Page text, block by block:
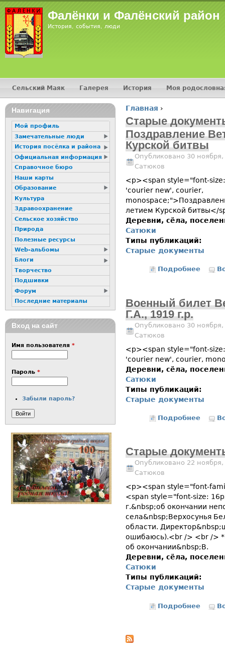
Фалёнки и Фалёнский район
История, события, люди
Вы здесь
Главная ›
Старые
Поздравление
Курской битвы
Опубликовано 30
Сатюков
<p><span style="font-
'courier new', courier,
летием Курской
Деревни, сёла,
Сатюки
Типы публикаций:
Старые документы
Подробнее о
Военный билет
Г.А., 1919 г.р.
Опубликовано 30
Сатюков
<p><span style="font-
'courier new', courier,
Деревни, сёла,
Сатюки
Типы публикаций:
Старые документы
Подробнее о
Старые
Опубликовано 22
Сатюков
<p><span style="font-
<span style="font-size:
г.&nbsp;об окончании
села&nbsp;Верхосунья
области.
ошибаюсь).<br /> <br />
об окончании&nbsp;В.
Деревни, сёла,
Сатюки
Типы публикаций:
Старые документы
Подробнее о
Главное меню
Сельский Маяк Галерея История Моя
16+
Навигация
Мой профиль
Замечательные люди
История посёлка и района
Официальная информация
Справочное бюро
Наши карты
Образование
Культура
Здравоохранение
Сельское хозяйство
Природа
Полезные ресурсы
Web-альбомы
Блоги
Творчество
Подшивки
Форум
Последние материалы
Вход на сайт
Имя пользователя *
Пароль *
Забыли пароль?